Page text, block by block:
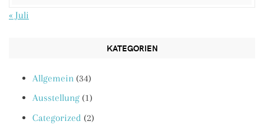
« Juli
KATEGORIEN
Allgemein (34)
Ausstellung (1)
Categorized (2)